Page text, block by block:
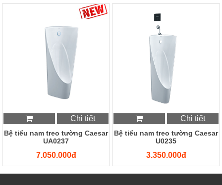
Chi tiết
Bệ tiểu nam treo tường Caesar
UA0237
7.050.000đ
Chi tiết
Bệ tiểu nam treo tường Caesar
U0235
3.350.000đ